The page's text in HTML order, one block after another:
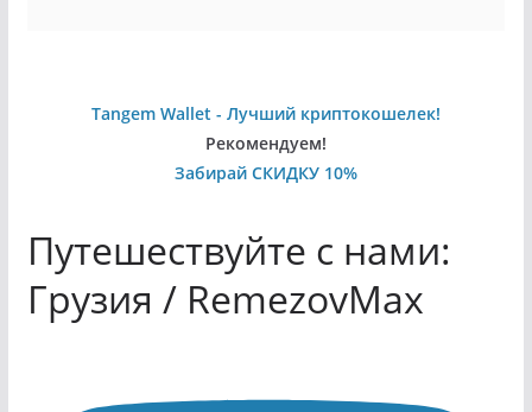
Tangem Wallet - Лучший криптокошелек!
Рекомендуем!
Забирай СКИДКУ 10%
Путешествуйте с нами:
Грузия / RemezovMax